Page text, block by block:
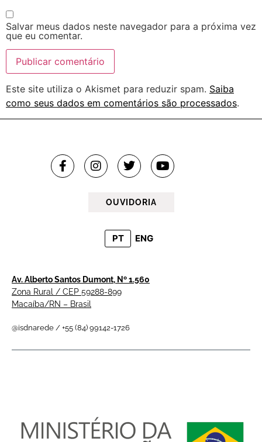
Salvar meus dados neste navegador para a próxima vez
que eu comentar.
Este site utiliza o Akismet para reduzir spam. Saiba
como seus dados em comentários são processados.
OUVIDORIA
PT ENG
Av. Alberto Santos Dumont, Nº 1.560
Zona Rural / CEP 59288-899
Macaíba/RN – Brasil
@isdnarede / +55 (84) 99142-1726